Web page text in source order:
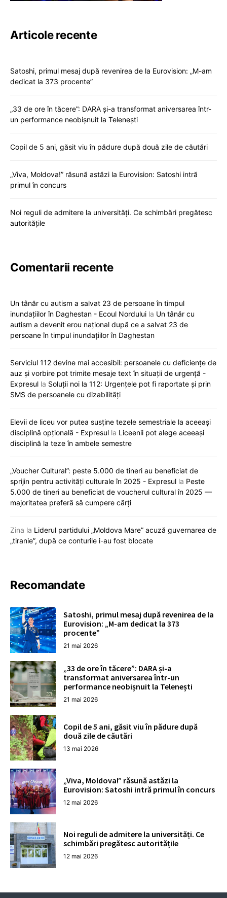
Articole recente
Satoshi, primul mesaj după revenirea de la Eurovision: „M-am
dedicat la 373 procente”
„33 de ore în tăcere”: DARA și-a transformat aniversarea într-
un performance neobișnuit la Telenești
Copil de 5 ani, găsit viu în pădure după două zile de căutări
„Viva, Moldova!” răsună astăzi la Eurovision: Satoshi intră
primul în concurs
Noi reguli de admitere la universități. Ce schimbări pregătesc
autoritățile
Comentarii recente
Un tânăr cu autism a salvat 23 de persoane în timpul
inundațiilor în Daghestan - Ecoul Nordului la Un tânăr cu
autism a devenit erou național după ce a salvat 23 de
persoane în timpul inundațiilor în Daghestan
Serviciul 112 devine mai accesibil: persoanele cu deficiențe de
auz și vorbire pot trimite mesaje text în situații de urgență -
Expresul la Soluții noi la 112: Urgențele pot fi raportate și prin
SMS de persoanele cu dizabilități
Elevii de liceu vor putea susține tezele semestriale la aceeași
disciplină opțională - Expresul la Liceenii pot alege aceeași
disciplină la teze în ambele semestre
„Voucher Cultural”: peste 5.000 de tineri au beneficiat de
sprijin pentru activități culturale în 2025 - Expresul la Peste
5.000 de tineri au beneficiat de voucherul cultural în 2025 —
majoritatea preferă să cumpere cărți
Zina la Liderul partidului „Moldova Mare” acuză guvernarea de
„tiranie”, după ce conturile i-au fost blocate
Recomandate
Satoshi, primul mesaj după revenirea de la
Eurovision: „M-am dedicat la 373
procente”
21 mai 2026
„33 de ore în tăcere”: DARA și-a
transformat aniversarea într-un
performance neobișnuit la Telenești
21 mai 2026
Copil de 5 ani, găsit viu în pădure după
două zile de căutări
13 mai 2026
„Viva, Moldova!” răsună astăzi la
Eurovision: Satoshi intră primul în concurs
12 mai 2026
Noi reguli de admitere la universități. Ce
schimbări pregătesc autoritățile
12 mai 2026